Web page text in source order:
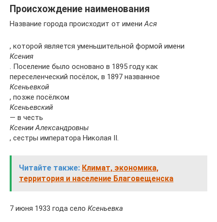
Происхождение наименования
Название города происходит от имениАся
, которой является уменьшительной формой имени
Ксения
. Поселение было основано в 1895 году как
переселенческий посёлок, в 1897 названное
Ксеньевкой
, позже посёлком
Ксеньевский
— в честь
Ксении Александровны
, сестры императора Николая II.
Читайте также: Климат, экономика,
территория и население Благовещенска
7 июня 1933 года село Ксеньевка